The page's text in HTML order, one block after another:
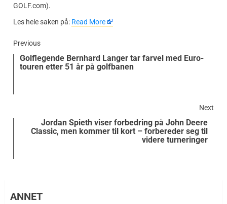
GOLF.com).
​Les hele saken på: Read More
Previous
Golflegende Bernhard Langer tar farvel med Euro-
touren etter 51 år på golfbanen
Next
Jordan Spieth viser forbedring på John Deere
Classic, men kommer til kort – forbereder seg til
videre turneringer
ANNET